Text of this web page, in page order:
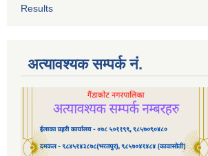
Results
अत्यावश्यक सम्पर्क नं.